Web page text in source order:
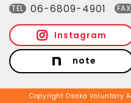
TEL 06-6809-4901 FAX
Instagram
note
Copyright Osaka Voluntary